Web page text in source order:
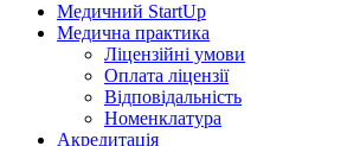
Медичний StartUp
Медична практика
Ліцензійні умови
Оплата ліцензії
Відповідальність
Номенклатура
Акредитація